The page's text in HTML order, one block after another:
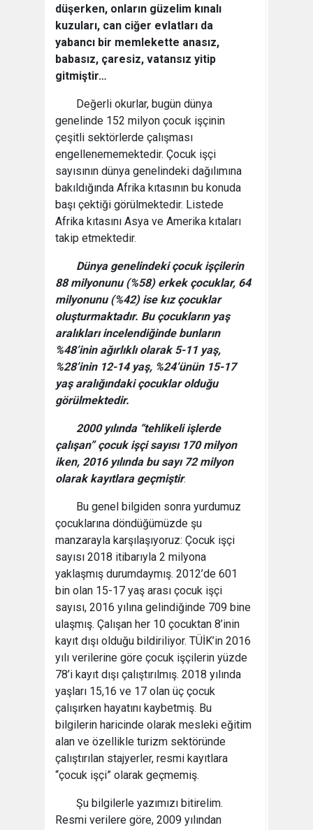
düşerken, onların güzelim kınalı
kuzuları, can ciğer evlatları da
yabancı bir memlekette anasız,
babasız, çaresiz, vatansız yitip
gitmiştir…
Değerli okurlar, bugün dünya
genelinde 152 milyon çocuk işçinin
çeşitli sektörlerde çalışması
engellenememektedir. Çocuk işçi
sayısının dünya genelindeki dağılımına
bakıldığında Afrika kıtasının bu konuda
başı çektiği görülmektedir. Listede
Afrika kıtasını Asya ve Amerika kıtaları
takip etmektedir.
Dünya genelindeki çocuk işçilerin
88 milyonunu (%58) erkek çocuklar, 64
milyonunu (%42) ise kız çocuklar
oluşturmaktadır. Bu çocukların yaş
aralıkları incelendiğinde bunların
%48’inin ağırlıklı olarak 5-11 yaş,
%28’inin 12-14 yaş, %24’ünün 15-17
yaş aralığındaki çocuklar olduğu
görülmektedir.
2000 yılında “tehlikeli işlerde
çalışan” çocuk işçi sayısı 170 milyon
iken, 2016 yılında bu sayı 72 milyon
olarak kayıtlara geçmiştir.
Bu genel bilgiden sonra yurdumuz
çocuklarına döndüğümüzde şu
manzarayla karşılaşıyoruz: Çocuk işçi
sayısı 2018 itibarıyla 2 milyona
yaklaşmış durumdaymış. 2012’de 601
bin olan 15-17 yaş arası çocuk işçi
sayısı, 2016 yılına gelindiğinde 709 bine
ulaşmış. Çalışan her 10 çocuktan 8’inin
kayıt dışı olduğu bildiriliyor. TÜİK’in 2016
yılı verilerine göre çocuk işçilerin yüzde
78’i kayıt dışı çalıştırılmış. 2018 yılında
yaşları 15,16 ve 17 olan üç çocuk
çalışırken hayatını kaybetmiş. Bu
bilgilerin haricinde olarak mesleki eğitim
alan ve özellikle turizm sektöründe
çalıştırılan stajyerler, resmi kayıtlara
“çocuk işçi” olarak geçmemiş.
Şu bilgilerle yazımızı bitirelim.
Resmi verilere göre, 2009 yılından